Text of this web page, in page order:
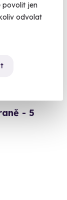
povolit jen
odvolat
- 5